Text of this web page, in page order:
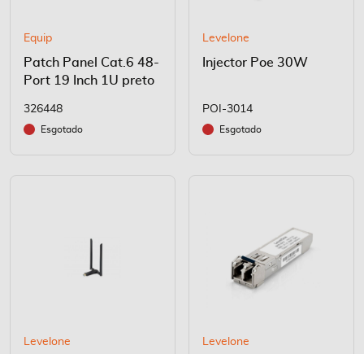
Equip
Patch Panel Cat.6 48-
Port 19 Inch 1U preto
326448
Esgotado
Levelone
Injector Poe 30W
POI-3014
Esgotado
Levelone Levelone